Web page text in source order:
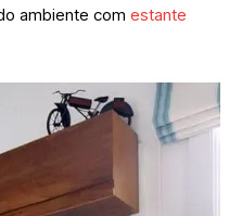
ambiente com estante